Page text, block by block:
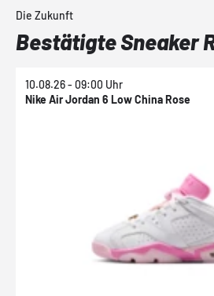
Die Zukunft
Bestätigte Sneaker
10.08.26 - 09:00 Uhr
Nike Air Jordan 6 Low China Rose